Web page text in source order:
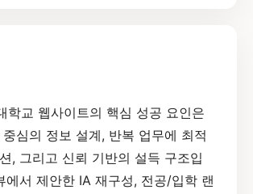
학교 웹사이트의 핵심 성공 요인은
심의 정보 설계, 반복 업무에 최적
, 그리고 신뢰 기반의 설득 구조입
에서 제안한 IA 재구성, 전공/입학 랜